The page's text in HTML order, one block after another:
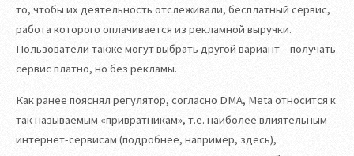
то, чтобы их деятельность отслеживали, бесплатный сервис,
работа которого оплачивается из рекламной выручки.
Пользователи также могут выбрать другой вариант – получать
сервис платно, но без рекламы.
Как ранее пояснял регулятор, согласно DMA, Meta относится к
так называемым «привратникам», т.е. наиболее влиятельным
интернет-сервисам (подробнее, например, здесь),